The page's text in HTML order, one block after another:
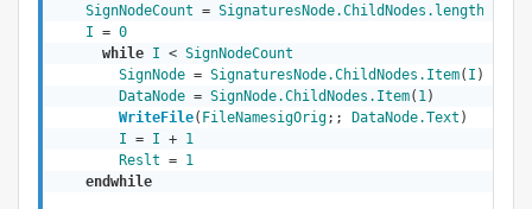
SignNodeCount = SignaturesNode.ChildNodes.length
I = 0
while I < SignNodeCount
SignNode = SignaturesNode.ChildNodes.Item( I )
DataNode = SignNode.ChildNodes.Item( 1)
WriteFile( FileNamesigOrig;; DataNode.Text )
I = I + 1
Reslt = 1
endwhile